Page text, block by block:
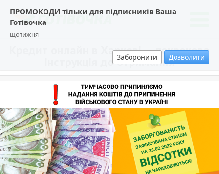
ПРОМОКОДИ тільки для підписників Ваша
Готівочка
щотижня
Заборонити Дозволити
Кредит онлайн в Харкові — покрокова
інструкція до отримання